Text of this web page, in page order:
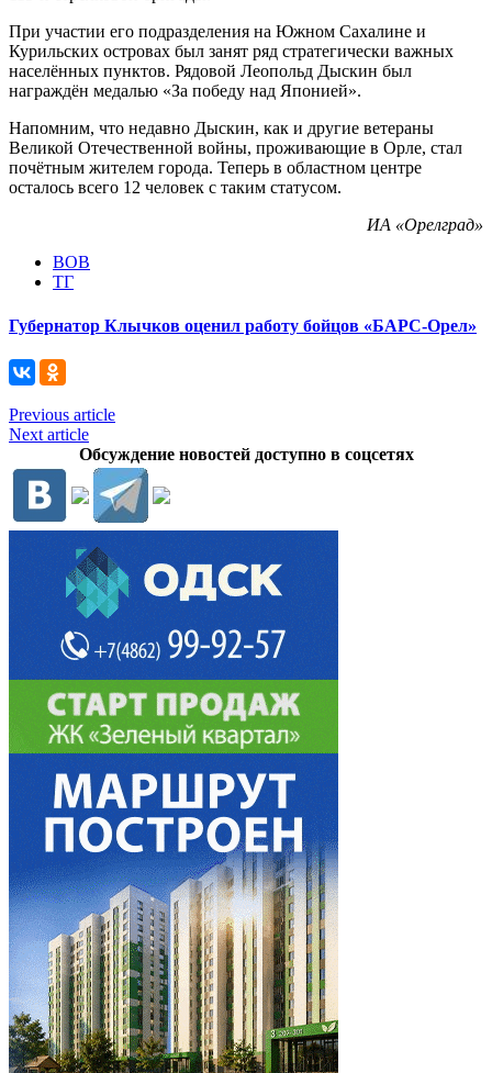
При участии его подразделения на Южном Сахалине и
Курильских островах был занят ряд стратегически важных
населённых пунктов. Рядовой Леопольд Дыскин был
награждён медалью «За победу над Японией».
Напомним, что недавно Дыскин, как и другие ветераны
Великой Отечественной войны, проживающие в Орле, стал
почётным жителем города. Теперь в областном центре
осталось всего 12 человек с таким статусом.
ИА «Орелград»
ВОВ
ТГ
Губернатор Клычков оценил работу бойцов «БАРС-Орел»
Previous article
Next article
Обсуждение новостей доступно в соцсетях